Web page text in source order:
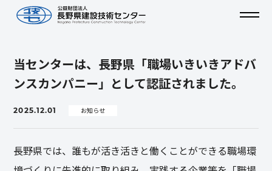
当センターは、長野県「職場いきいきアドバ
ンスカンパニー」として認証されました。
2025.12.01 お知らせ
長野県では、誰もが活き活きと働くことができる職場環